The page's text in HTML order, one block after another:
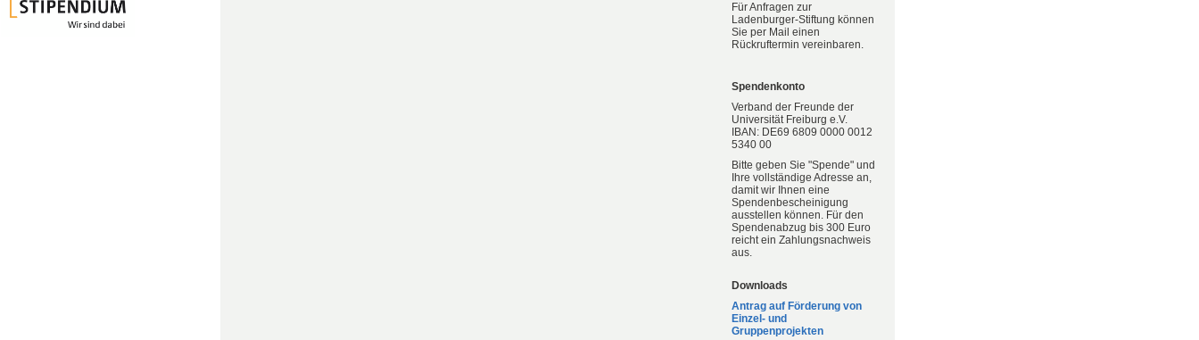
Für Anfragen zur
Ladenburger-Stiftung können
Sie per Mail einen
Rückruftermin vereinbaren.
Spendenkonto
Verband der Freunde der
Universität Freiburg e.V.
IBAN: DE69 6809 0000 0012
5340 00
Bitte geben Sie "Spende" und
Ihre vollständige Adresse an,
damit wir Ihnen eine
Spendenbescheinigung
ausstellen können. Für den
Spendenabzug bis 300 Euro
reicht ein Zahlungsnachweis
aus.
Downloads
Antrag auf Förderung von
Einzel- und
Gruppenprojekten